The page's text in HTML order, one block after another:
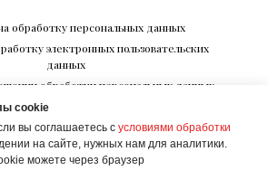
БУДУЩЕГО"
ИНН 6700027506
на Razvedka.World
обработки персональных данных
электронных пользовательских
данных
обработку персональных данных
cookie
вы соглашаетесь с условиями обработки
на сайте, нужных нам для аналитики.
можете через браузер